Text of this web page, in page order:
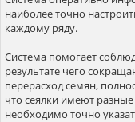
наиболее точно
каждому ряду.
Система помогает
результате чего
перерасход семян,
что сеялки имеют
необходимо точно